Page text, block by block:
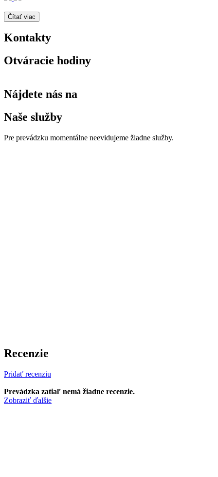
Čítať viac
Kontakty
Otváracie hodiny
Nájdete nás na
Naše služby
Pre prevádzku momentálne neevidujeme žiadne služby.
Recenzie
Pridať recenziu
Prevádzka zatiaľ nemá žiadne recenzie.
Zobraziť ďalšie